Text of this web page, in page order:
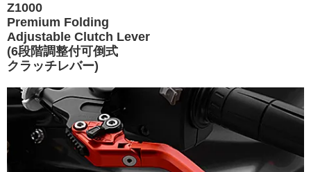
Z1000
Premium Folding
Adjustable Clutch Lever
(6段階調整付可倒式
クラッチレバー)